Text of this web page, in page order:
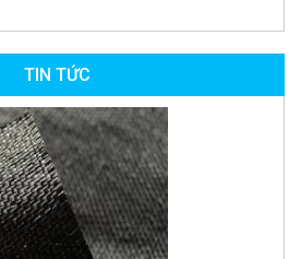
TIN TỨC